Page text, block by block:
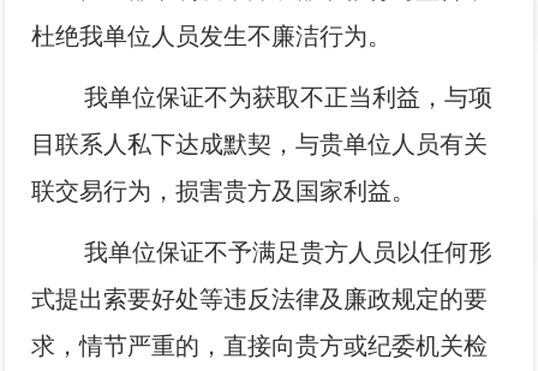
杜绝我单位人员发生不廉洁行为。
我单位保证不为获取不正当利益，与项
目联系人私下达成默契，与贵单位人员有关
联交易行为，损害贵方及国家利益。
我单位保证不予满足贵方人员以任何形
式提出索要好处等违反法律及廉政规定的要
求，情节严重的，直接向贵方或纪委机关检